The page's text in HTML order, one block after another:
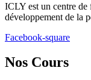
ICLY est un centre de
développement de la
Facebook-square
Nos Cours